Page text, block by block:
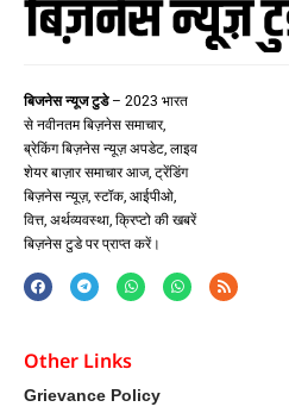
बिजनेस न्यूज टुडे– 2023 भारत
से नवीनतम बिज़नेस समाचार,
ब्रेकिंग बिज़नेस न्यूज़ अपडेट, लाइव
शेयर बाज़ार समाचार आज, ट्रेंडिंग
बिज़नेस न्यूज़, स्टॉक, आईपीओ,
वित्त, अर्थव्यवस्था, क्रिप्टो की खबरें
बिज़नेस टुडे पर प्राप्त करें।
Other Links
Grievance Policy